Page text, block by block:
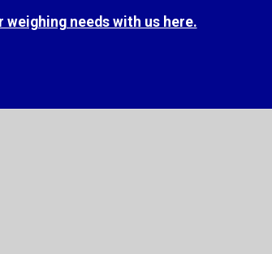
weighing needs with us here.